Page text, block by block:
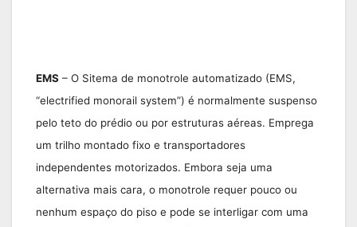
EMS – O Sitema de monotrole automatizado (EMS,
“electrified monorail system”) é normalmente suspenso
pelo teto do prédio ou por estruturas aéreas. Emprega
um trilho montado fixo e transportadores
independentes motorizados. Embora seja uma
alternativa mais cara, o monotrole requer pouco ou
nenhum espaço do piso e pode se interligar com uma